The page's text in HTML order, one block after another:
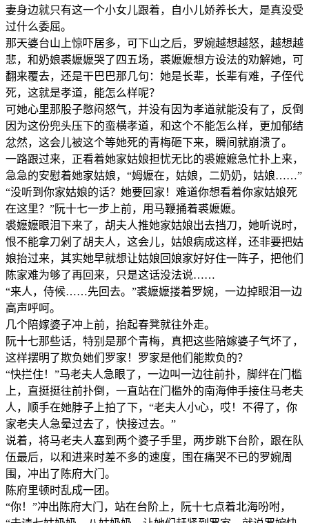
妻身边就只有这一个小女儿跟着，自小儿娇养长大，是真没受
过什么委屈。
那天婆台山上惊吓居多，可下山之后，罗婉越想越怒，越想越
悲，和奶娘裘嬷嬷哭了四五场，裘嬷嬷想方设法的劝解她，可
翻来覆去，还是干巴巴那几句：她是长辈，长辈有难，子侄代
死，这就是孝道，能怎么样呢？
可她心里那股子憋闷怒气，并没有因为孝道就能没有了，反倒
因为这份兜头压下的蛮横孝道，和这个不能怎么样，更加郁结
忿然，这会儿被这个等她死的青梅砸下来，瞬间就崩溃了。
一路跟过来，正看着她家姑娘担忧无比的裘嬷嬷急忙扑上来，
急急的安慰着她家姑娘，“姆嬷在，姑娘，二奶奶，姑娘……”
“没听到你家姑娘的话？她要回家！难道你想看着你家姑娘死
在这里？”阮十七一步上前，用马鞭捅着裘嬷嬷。
裘嬷嬷眼泪下来了，胡夫人推她家姑娘出去挡刀，她听说时，
恨不能拿刀剁了胡夫人，这会儿，姑娘病成这样，还非要把姑
娘抬过来，其实她早就想让姑娘回娘家好好住一阵子，把他们
陈家难为够了再回来，只是这话没法说……
“来人，侍候……先回去。”裘嬷嬷搂着罗婉，一边掉眼泪一边
高声呼呵。
几个陪嫁婆子冲上前，抬起春凳就往外走。
阮十七那些话，特别是那个青梅，真把这些陪嫁婆子气坏了，
这样摆明了欺负她们罗家！罗家是他们能欺负的？
“快拦住！”马老夫人急眼了，一边叫一边往前扑，脚绊在门槛
上，直挺挺往前扑倒，一直站在门槛外的南海伸手接住马老夫
人，顺手在她脖子上拍了下，“老夫人小心，哎！不得了，你
家老夫人急晕过去了，快接过去。”
说着，将马老夫人塞到两个婆子手里，两步跳下台阶，跟在队
伍最后，以和进来时差不多的速度，围在痛哭不已的罗婉周
围，冲出了陈府大门。
陈府里顿时乱成一团。
“你！”冲出陈府大门，站在台阶上，阮十七点着北海吩咐，